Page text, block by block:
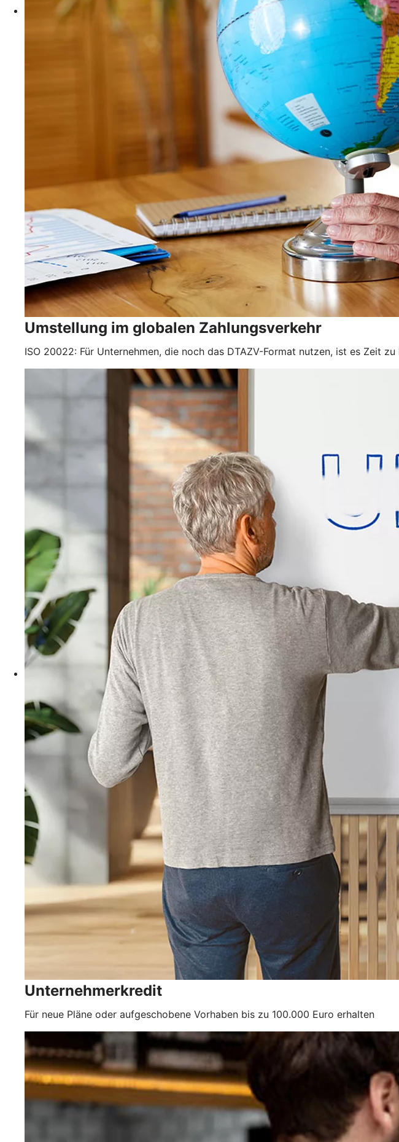
Umstellung im globalen Zahlungsverkehr
ISO 20022: Für Unternehmen, die noch das DTAZV-Format nutzen, ist es Zeit zu
Unternehmerkredit
Für neue Pläne oder aufgeschobene Vorhaben bis zu 100.000 Euro erhalten